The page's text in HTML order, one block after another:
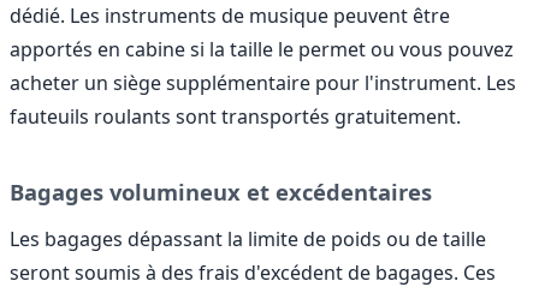
dédié. Les instruments de musique peuvent être
apportés en cabine si la taille le permet ou vous pouvez
acheter un siège supplémentaire pour l'instrument. Les
fauteuils roulants sont transportés gratuitement.
Bagages volumineux et excédentaires
Les bagages dépassant la limite de poids ou de taille
seront soumis à des frais d'excédent de bagages. Ces